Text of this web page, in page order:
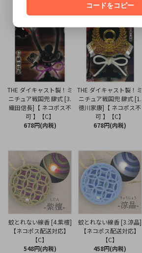
THE ダイキャスト製！ミ
ニチュア戦国兜 肆式 [3.
織田信長]【 ネコポス不
可 】【C】
678円(内税)
THE ダイキャスト製！ミ
ニチュア戦国兜 肆式 [1.
徳川家康]【 ネコポス不
可 】【C】
678円(内税)
蚊とれない線香 [4.紫檀]
【ネコポス配送対応】
【C】
548円(内税)
蚊とれない線香 [3.涼晶]
【ネコポス配送対応】
【C】
458円(内税)
コードをコピー